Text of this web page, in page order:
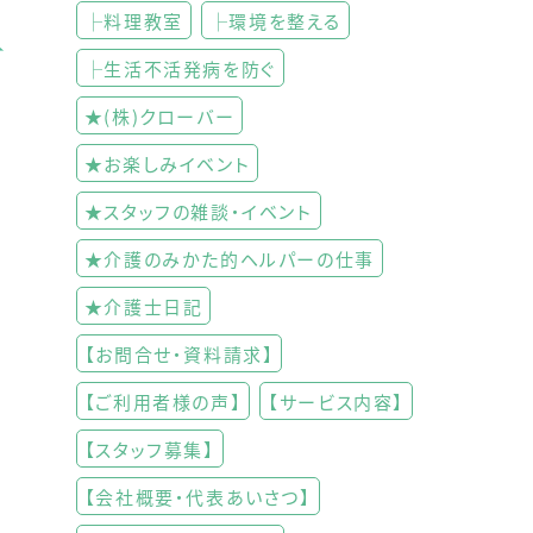
├料理教室
├環境を整える
├生活不活発病を防ぐ
★(株)クローバー
★お楽しみイベント
★スタッフの雑談・イベント
★介護のみかた的ヘルパーの仕事
★介護士日記
【お問合せ・資料請求】
【ご利用者様の声】
【サービス内容】
【スタッフ募集】
【会社概要・代表あいさつ】